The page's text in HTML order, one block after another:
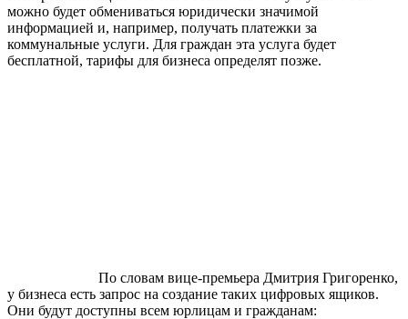
можно будет обмениваться юридически значимой
информацией и, например, получать платежки за
коммунальные услуги. Для граждан эта услуга будет
бесплатной, тарифы для бизнеса определят позже.
По словам вице-премьера Дмитрия Григоренко,
у бизнеса есть запрос на создание таких цифровых ящиков.
Они будут доступны всем юрлицам и гражданам: